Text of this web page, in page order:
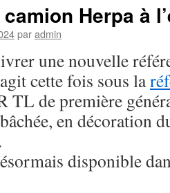
Herpa à
paradmin
une nouvelle
cette fois sous la
TL de première
en décoration
disponible